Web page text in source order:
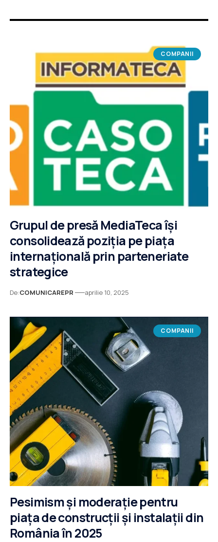
COMPANII
Grupul de presă MediaTeca își
consolidează poziția pe piața
internațională prin parteneriate
strategice
De:COMUNICAREPR aprilie 10, 2025
COMPANII
Pesimism și moderație pentru
piața de construcții și instalații din
România în 2025